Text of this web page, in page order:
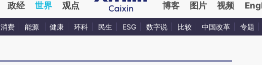
政经 世界 观点 博客 图片 视频
消费 能源 健康 环科 民生 ESG 数字说 比较 中国改革 专题